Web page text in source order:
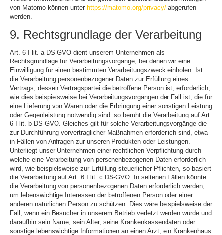
von Matomo können unter https://matomo.org/privacy/ abgerufen
werden.
9. Rechtsgrundlage der Verarbeitung
Art. 6 I lit. a DS-GVO dient unserem Unternehmen als
Rechtsgrundlage für Verarbeitungsvorgänge, bei denen wir eine
Einwilligung für einen bestimmten Verarbeitungszweck einholen. Ist
die Verarbeitung personenbezogener Daten zur Erfüllung eines
Vertrags, dessen Vertragspartei die betroffene Person ist, erforderlich,
wie dies beispielsweise bei Verarbeitungsvorgängen der Fall ist, die für
eine Lieferung von Waren oder die Erbringung einer sonstigen Leistung
oder Gegenleistung notwendig sind, so beruht die Verarbeitung auf Art.
6 I lit. b DS-GVO. Gleiches gilt für solche Verarbeitungsvorgänge die
zur Durchführung vorvertraglicher Maßnahmen erforderlich sind, etwa
in Fällen von Anfragen zur unseren Produkten oder Leistungen.
Unterliegt unser Unternehmen einer rechtlichen Verpflichtung durch
welche eine Verarbeitung von personenbezogenen Daten erforderlich
wird, wie beispielsweise zur Erfüllung steuerlicher Pflichten, so basiert
die Verarbeitung auf Art. 6 I lit. c DS-GVO. In seltenen Fällen könnte
die Verarbeitung von personenbezogenen Daten erforderlich werden,
um lebenswichtige Interessen der betroffenen Person oder einer
anderen natürlichen Person zu schützen. Dies wäre beispielsweise der
Fall, wenn ein Besucher in unserem Betrieb verletzt werden würde und
daraufhin sein Name, sein Alter, seine Krankenkassendaten oder
sonstige lebenswichtige Informationen an einen Arzt, ein Krankenhaus